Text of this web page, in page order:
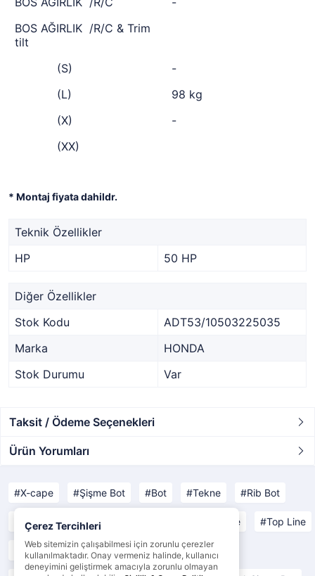
BOS AĞIRLIK /R/C & Trim
tilt
(S)
-
(L)
98 kg
(X)
-
(XX)
* Montaj fiyata dahildr.
Teknik Özellikler
HP
50 HP
Diğer Özellikler
Stok Kodu
ADT53/10503225035
Marka
HONDA
Stok Durumu
Var
Taksit / Ödeme Seçenekleri
Ürün Yorumları
X-cape Şişme Bot Bot Tekne Rib Bot
Open Line Yachting Line Comfort Line Top Line
Yat Malzemeleri Tekne Malzemeleri
Çerez Tercihleri
Web sitemizin çalışabilmesi için zorunlu çerezler
kullanılmaktadır. Onay vermeniz halinde, kullanıcı
deneyimini geliştirmek amacıyla zorunlu olmayan